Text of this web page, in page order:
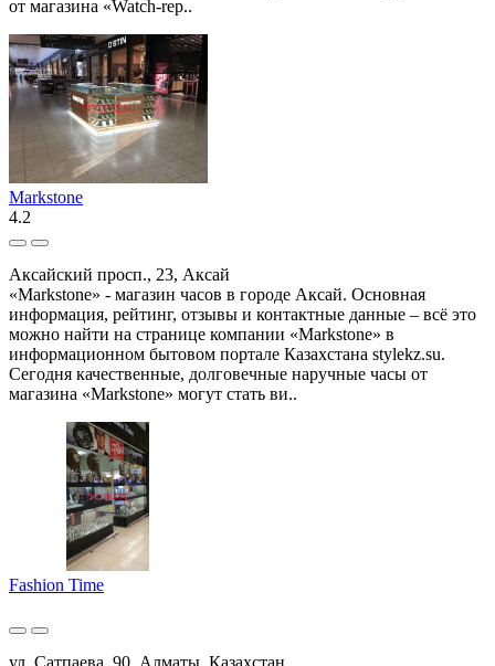
от магазина «Watch-rep..
Markstone
4.2
Аксайский просп., 23, Аксай
«Markstone» - магазин часов в городе Аксай. Основная
информация, рейтинг, отзывы и контактные данные – всё это
можно найти на странице компании «Markstone» в
информационном бытовом портале Казахстана stylekz.su.
Сегодня качественные, долговечные наручные часы от
магазина «Markstone» могут стать ви..
Fashion Time
ул. Сатпаева, 90, Алматы, Казахстан